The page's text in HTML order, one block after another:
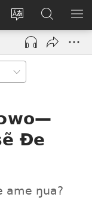
Trɔ
gbegbɔgblɔa
Ge
Ðe
(opens
new
window)
JW.ORG
Nudidi
Ðe
ame ŋua?